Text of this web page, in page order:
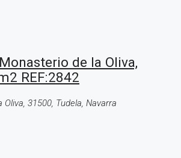
de la Oliva,
REF:2842
31500, Tudela, Navarra